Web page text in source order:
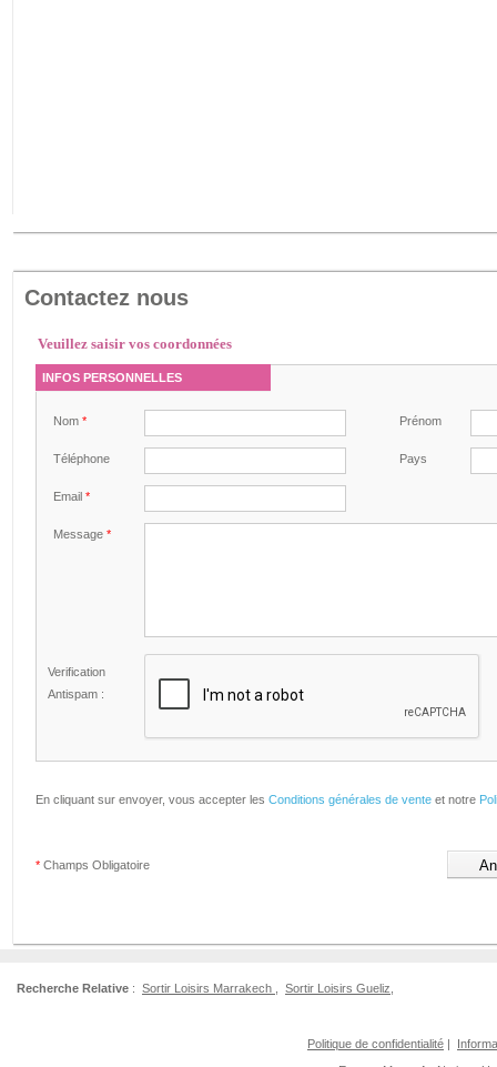
Contactez nous
Veuillez saisir vos coordonnées
INFOS PERSONNELLES
Nom * Prénom
Téléphone Pays
Email *
Message *
Verification
Antispam :
En cliquant sur envoyer, vous accepter les Conditions générales de vente et notre
* Champs Obligatoire
Recherche Relative : Sortir Loisirs Marrakech Sortir Loisirs Gueliz
Politique de confidentialité |